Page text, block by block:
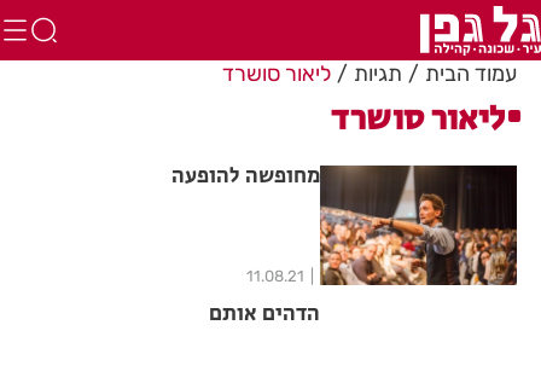
עמוד הבית תגיות ליאור סושרד
ליאור סושרד
מחופשה להופעה
11.08.21
הדהים אותם